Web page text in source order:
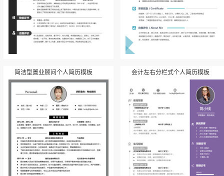
简洁型置业顾问个人简历模板 会计左右分栏式个人简历模板